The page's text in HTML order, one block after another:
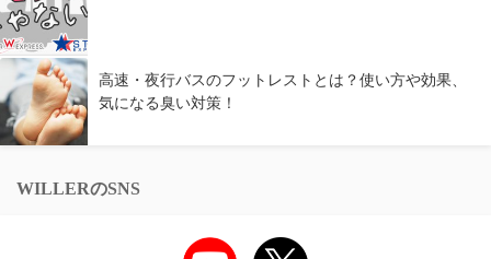
高速・夜行バスのフットレストとは？使い方や効果、
気になる臭い対策！
WILLERのSNS